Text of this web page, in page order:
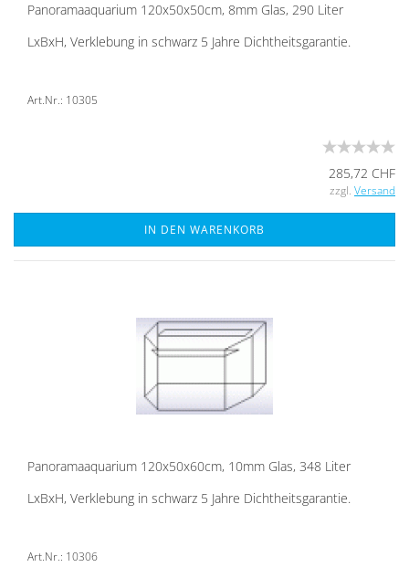
Pan­ora­ma­aqua­ri­um 120x50x50cm, 8mm Glas, 290 Liter
LxBxH, Ver­kle­bung in schwarz 5 Jahre Dicht­heits­ga­ran­tie.
Art.Nr.: 10305
285,72 CHF
zzgl. Versand
IN DEN WARENKORB
Pan­ora­ma­aqua­ri­um 120x50x60cm, 10mm Glas, 348 Liter
LxBxH, Ver­kle­bung in schwarz 5 Jahre Dicht­heits­ga­ran­tie.
Art.Nr.: 10306